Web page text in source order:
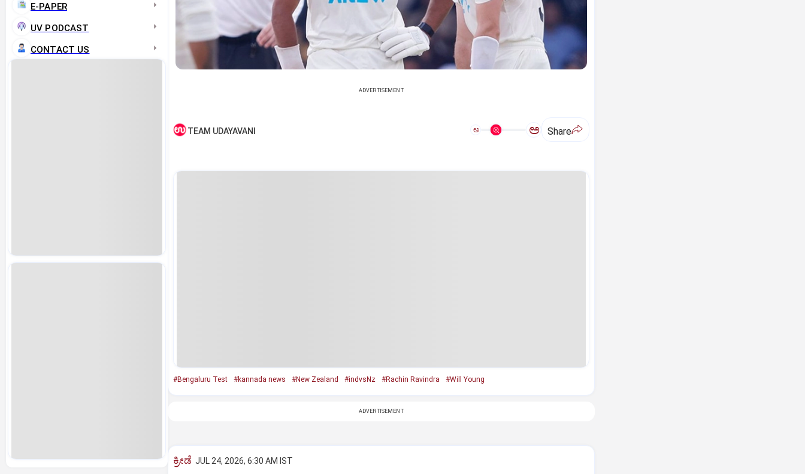
E-PAPER
UV PODCAST
CONTACT US
ADVERTISEMENT
TEAM UDAYAVANI ಅ ಅ Share
#Bengaluru Test #kannada news #New Zealand #indvsNz #Rachin Ravindra #Will Young
ADVERTISEMENT
ಕ್ರೀಡೆ JUL 24, 2026, 6:30 AM IST